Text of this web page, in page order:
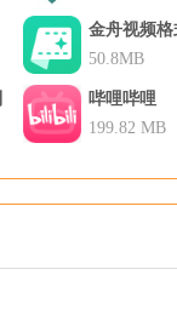
金舟视频格
换器
50.8MB
哔哩哔哩
199.82 MB